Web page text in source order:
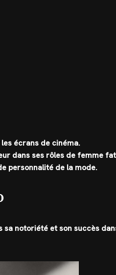
écrans de cinéma.
dans ses rôles de femme
personnalité de la mode.
notoriété et son succès